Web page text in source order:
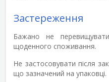
Застереження
Бажано не
щоденного споживання.
Не застосовувати після
що зазначений на упаковці.